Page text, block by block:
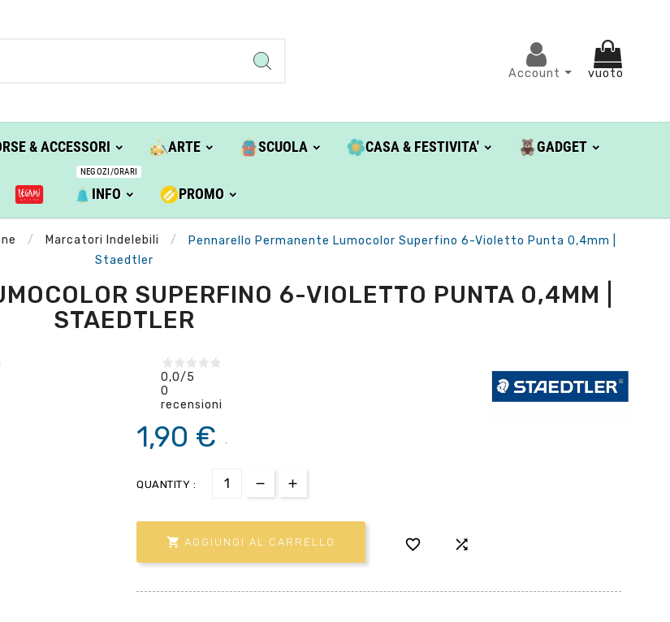
Account vuoto
& ACCESSORI ARTE SCUOLA CASA & FESTIVITA' GADGET
INFO
NEGOZI/ORARI
PROMO
Marcatori Indelebili
Pennarello Permanente Lumocolor Superfino 6-Violetto Punta 0,4mm |
Staedtler
SUPERFINO 6-VIOLETTO PUNTA 0,4MM |
STAEDTLER
0,0/5
0
recensioni
1,90 €
QUANTITY :
 AGGIUNGI AL CARRELLO  